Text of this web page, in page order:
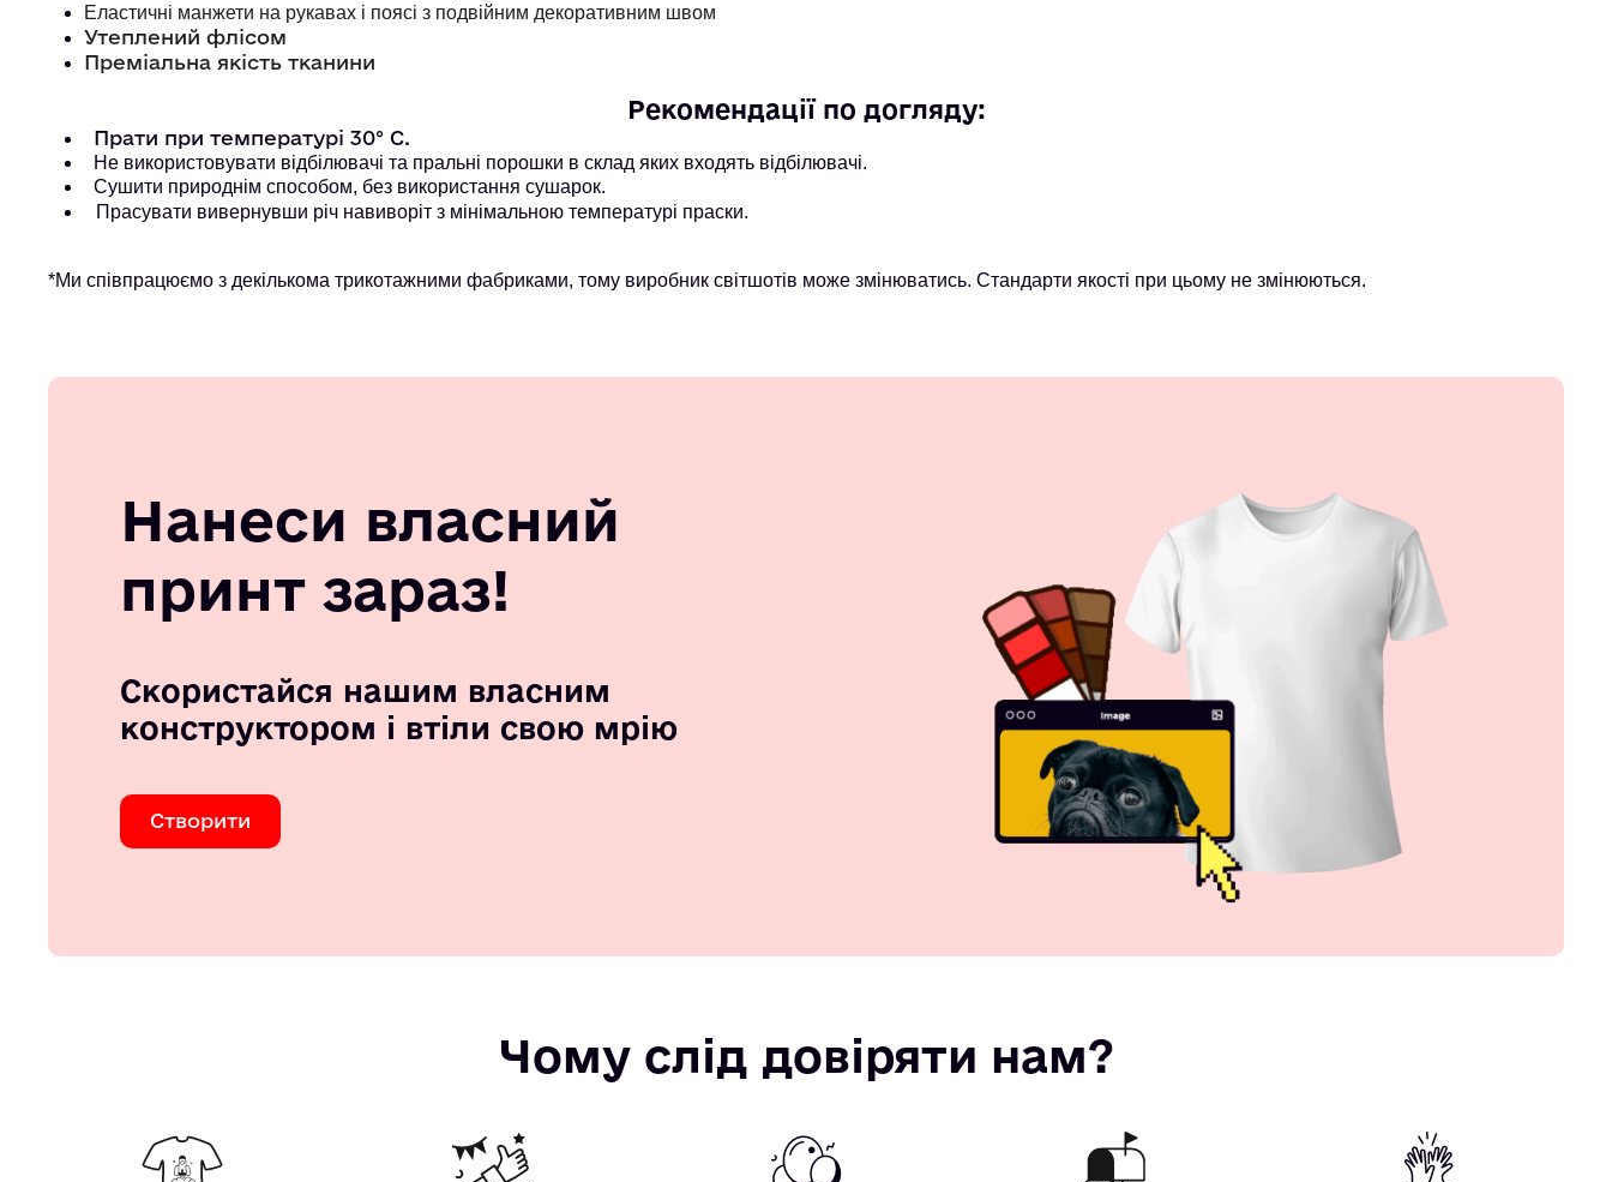
Еластичні манжети на рукавах і поясі з подвійним декоративним швом
Утеплений флісом
Преміальна якість тканини
Рекомендації по догляду:
Прати при температурі 30° С.
Не використовувати відбілювачі та пральні порошки в склад яких входять відбілювачі.
Сушити природнім способом, без використання сушарок.
Прасувати вивернувши річ навиворіт з мінімальною температурі праски.
*Ми співпрацюємо з декількома трикотажними фабриками, тому виробник світшотів може змінюватись. Стандарти якості при цьому не змінюються.
Нанеси власний
принт зараз!
Скористайся нашим власним
конструктором і втіли свою мрію
Створити
Чому слід довіряти нам?